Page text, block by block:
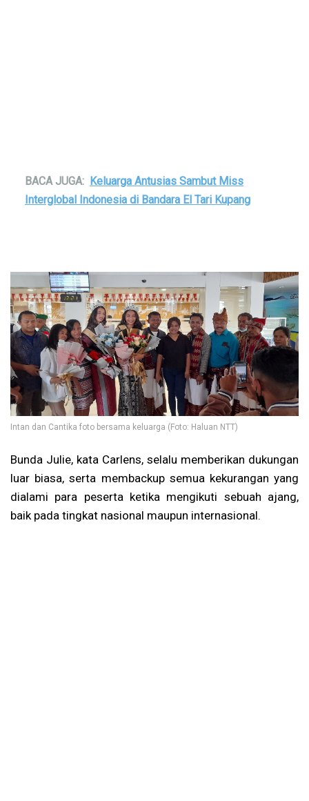
BACA JUGA: Keluarga Antusias Sambut Miss
Interglobal Indonesia di Bandara El Tari Kupang
Intan dan Cantika foto bersama keluarga (Foto: Haluan NTT)
Bunda Julie, kata Carlens, selalu memberikan dukungan
luar biasa, serta membackup semua kekurangan yang
dialami para peserta ketika mengikuti sebuah ajang,
baik pada tingkat nasional maupun internasional.